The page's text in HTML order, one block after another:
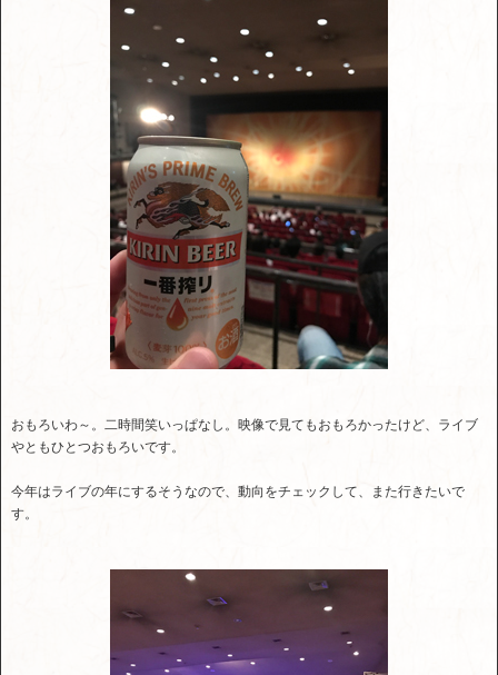
おもろいわ～。二時間笑いっぱなし。映像で見てもおもろかったけど、ライブ
やともひとつおもろいです。
今年はライブの年にするそうなので、動向をチェックして、また行きたいで
す。